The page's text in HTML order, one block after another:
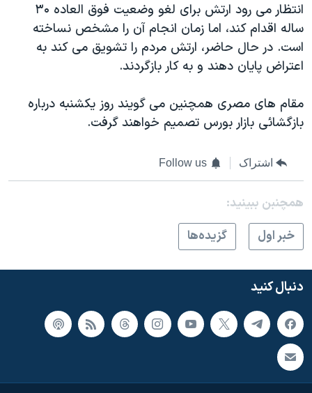
انتظار می رود ارتش برای لغو وضعیت فوق العاده ۳۰
ساله اقدام کند، اما زمان انجام آن را مشخص نساخته
است. در حال حاضر، ارتش مردم را تشویق می کند به
اعتراض پایان دهند و به کار بازگردند.
مقام های مصری همچنین می گویند روز یکشنبه درباره
بازگشائی بازار بورس تصمیم خواهند گرفت.
اشتراک Follow us
همچنبن ببینید:
خبر اول
گزيده‌ها
دنبال کنید